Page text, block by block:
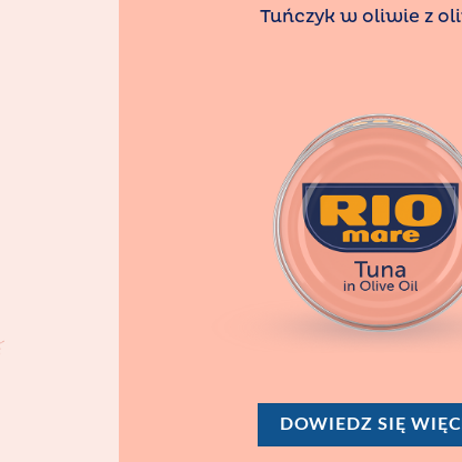
Tuńczyk w oliwie z
DOWIEDZ SIĘ